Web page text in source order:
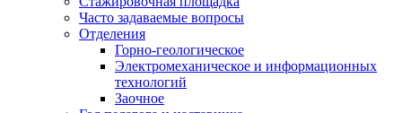
Часто задаваемые вопросы
Отделения
Горно-геологическое
Электромеханическое и информационных
технологий
Заочное